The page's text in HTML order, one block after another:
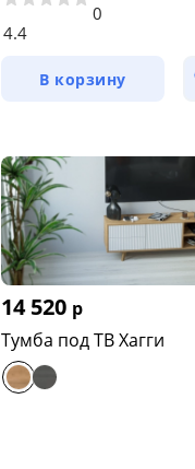
4.4
0
В корзину
14 520 р
Тумба под ТВ Хагги